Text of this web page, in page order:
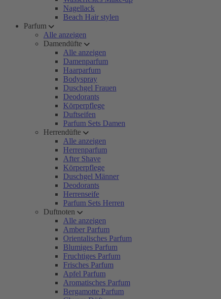
Nagellack
Beach Hair stylen
Parfum
Alle anzeigen
Damendüfte
Alle anzeigen
Damenparfum
Haarparfum
Bodyspray
Duschgel Frauen
Deodorants
Körperpflege
Duftseifen
Parfum Sets Damen
Herrendüfte
Alle anzeigen
Herrenparfum
After Shave
Körperpflege
Duschgel Männer
Deodorants
Herrenseife
Parfum Sets Herren
Duftnoten
Alle anzeigen
Amber Parfum
Orientalisches Parfum
Blumiges Parfum
Fruchtiges Parfum
Frisches Parfum
Apfel Parfum
Aromatisches Parfum
Bergamotte Parfum